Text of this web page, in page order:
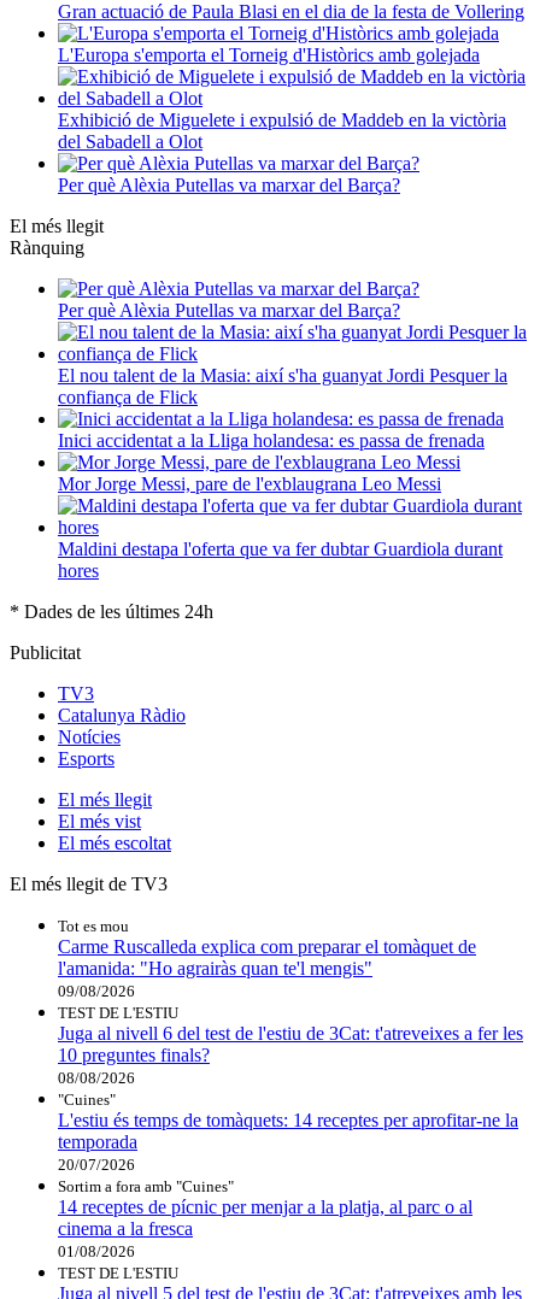
Gran actuació de Paula Blasi en el dia de la festa de Vollering
L'Europa s'emporta el Torneig d'Històrics amb golejada
Exhibició de Miguelete i expulsió de Maddeb en la victòria
del Sabadell a Olot
Per què Alèxia Putellas va marxar del Barça?
El més llegit
Rànquing
Per què Alèxia Putellas va marxar del Barça?
El nou talent de la Masia: així s'ha guanyat Jordi Pesquer la
confiança de Flick
Inici accidentat a la Lliga holandesa: es passa de frenada
Mor Jorge Messi, pare de l'exblaugrana Leo Messi
Maldini destapa l'oferta que va fer dubtar Guardiola durant
hores
* Dades de les últimes 24h
Publicitat
TV3
Catalunya Ràdio
Notícies
Esports
El més llegit
El més vist
El més escoltat
El més llegit de TV3
Tot es mou
Carme Ruscalleda explica com preparar el tomàquet de
l'amanida: "Ho agrairàs quan te'l mengis"
09/08/2026
TEST DE L'ESTIU
Juga al nivell 6 del test de l'estiu de 3Cat: t'atreveixes a fer les
10 preguntes finals?
08/08/2026
"Cuines"
L'estiu és temps de tomàquets: 14 receptes per aprofitar-ne la
temporada
20/07/2026
Sortim a fora amb "Cuines"
14 receptes de pícnic per menjar a la platja, al parc o al
cinema a la fresca
01/08/2026
TEST DE L'ESTIU
Juga al nivell 5 del test de l'estiu de 3Cat: t'atreveixes amb les